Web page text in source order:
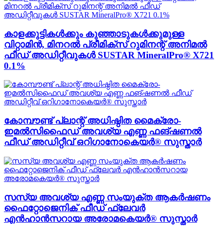
കാളക്കുട്ടികൾക്കും കുഞ്ഞാടുകൾക്കുമുള്ള
വിറ്റാമിൻ, മിനറൽ പ്രീമിക്സ് റുമിനന്റ് അനിമൽ
ഫീഡ് അഡിറ്റീവുകൾ SUSTAR MineralPro® X721
0.1%
കോമ്പൗണ്ട് പ്ലാന്റ് അധിഷ്ഠിത മൈക്രോ-
ഇമൽസിഫൈഡ് അവശ്യ എണ്ണ ഫങ്ഷണൽ
ഫീഡ് അഡിറ്റീവ് ഒറിഗാനോകെയർ® സുസ്താർ
സസ്യ അവശ്യ എണ്ണ സംയുക്ത ആകർഷണം
ഫൈറ്റോജെനിക് ഫീഡ് ഫ്ലേവർ
എൻഹാൻസറായ അരോമകെയർ® സുസ്താർ